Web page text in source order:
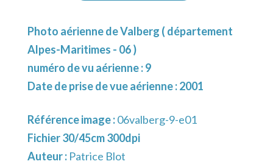
Photo aérienne de Valberg ( département
Alpes-Maritimes - 06 )
numéro de vu aérienne : 9
Date de prise de vue aérienne : 2001
Référence image :06valberg-9-e01
Fichier 30/45cm 300dpi
Auteur : Patrice Blot